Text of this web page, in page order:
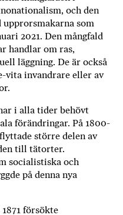
och den
som
2021. Den mångfald
handlar om ras,
läggning. De är också
vita invandrare eller av
i alla tider behövt
förändringar. På 1800-
större delen av
till tätorter.
socialistiska och
på denna nya
försökte